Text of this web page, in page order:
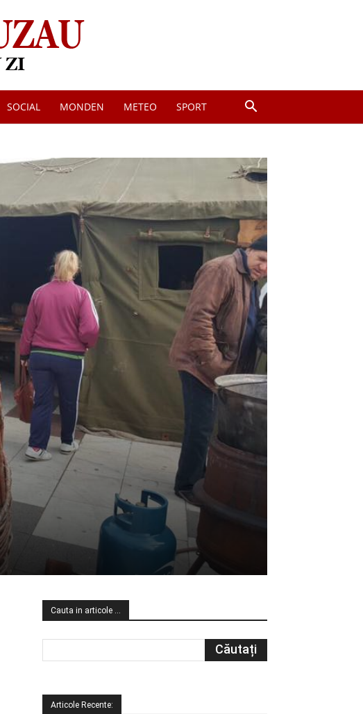
SOCIAL MONDEN METEO SPORT
Cauta in articole …
Articole Recente: